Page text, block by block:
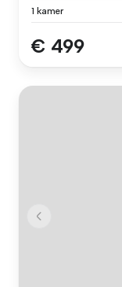
1 kamer
€ 499